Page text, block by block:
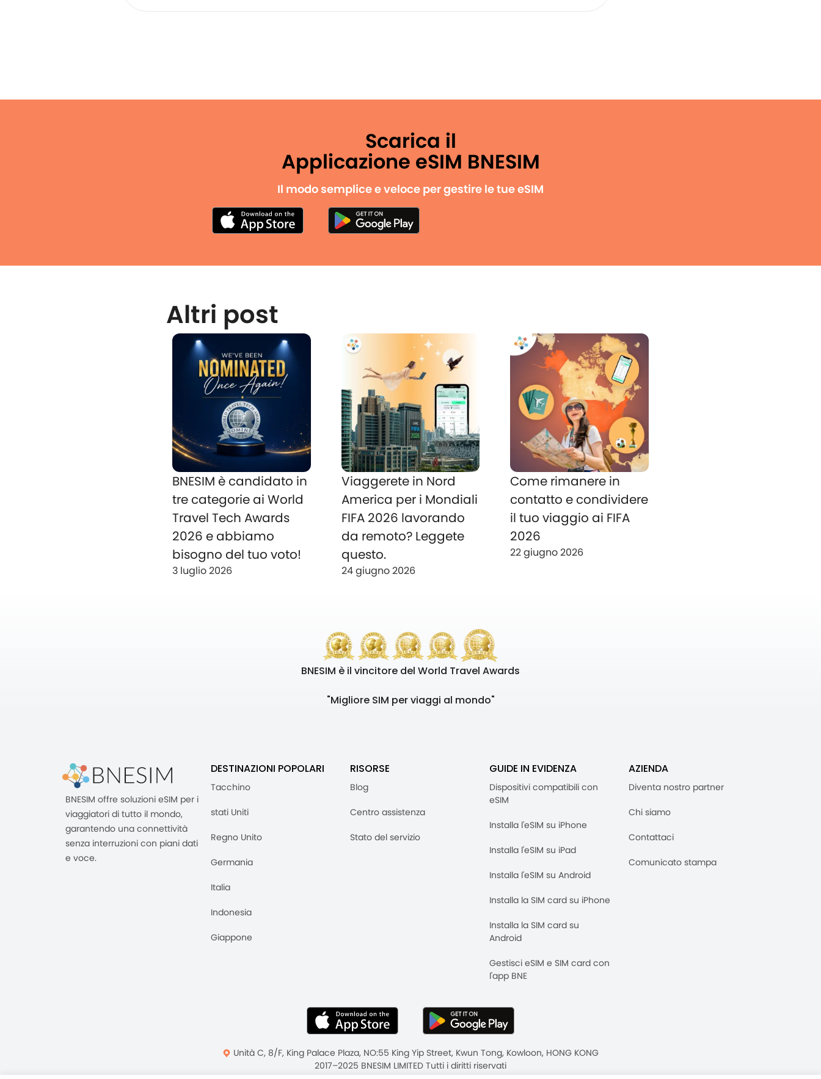
Scarica il
Applicazione eSIM BNESIM
Il modo semplice e veloce per gestire le tue eSIM
Altri post
BNESIM è candidato in
tre categorie ai World
Travel Tech Awards
2026 e abbiamo
bisogno del tuo voto!
3 luglio 2026
Viaggerete in Nord
America per i Mondiali
FIFA 2026 lavorando
da remoto? Leggete
questo.
24 giugno 2026
Come rimanere in
contatto e condividere
il tuo viaggio ai FIFA
2026
22 giugno 2026
BNESIM è il vincitore del World Travel Awards
"Migliore SIM per viaggi al mondo"
BNESIM offre soluzioni eSIM per i
viaggiatori di tutto il mondo,
garantendo una connettività
senza interruzioni con piani dati
e voce.
DESTINAZIONI POPOLARI
Tacchino
stati Uniti
Regno Unito
Germania
Italia
Indonesia
Giappone
RISORSE
Blog
Centro assistenza
Stato del servizio
GUIDE IN EVIDENZA
Dispositivi compatibili con
eSIM
Installa l'eSIM su iPhone
Installa l'eSIM su iPad
Installa l'eSIM su Android
Installa la SIM card su iPhone
Installa la SIM card su
Android
Gestisci eSIM e SIM card con
l'app BNE
AZIENDA
Diventa nostro partner
Chi siamo
Contattaci
Comunicato stampa
Unità C, 8/F, King Palace Plaza, NO:55 King Yip Street, Kwun Tong, Kowloon, HONG KONG
2017–2025 BNESIM LIMITED Tutti i diritti riservati